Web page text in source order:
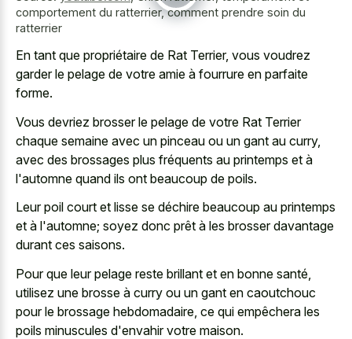
comportement du ratterrier, comment prendre soin du
ratterrier
En tant que propriétaire de Rat Terrier, vous voudrez
garder le pelage de votre amie à fourrure en parfaite
forme.
Vous devriez brosser le pelage de votre Rat Terrier
chaque semaine avec un pinceau ou un gant au curry,
avec des brossages plus fréquents au printemps et à
l'automne quand ils ont beaucoup de poils.
Leur poil court et lisse se déchire beaucoup au printemps
et à l'automne; soyez donc prêt à les brosser davantage
durant ces saisons.
Pour que leur pelage reste brillant et en bonne santé,
utilisez une brosse à curry ou un gant en caoutchouc
pour le brossage hebdomadaire, ce qui empêchera les
poils minuscules d'envahir votre maison.